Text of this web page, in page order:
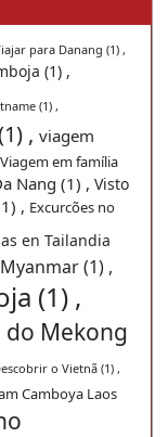
para Danang (1) ,
(1) ,
(1) ,
, viagem
Viagem em família
Nang (1) , Visto
, Excurcões no
en Tailandia
(1) ,
(1) ,
do Mekong
o Vietnã (1) ,
Camboya Laos